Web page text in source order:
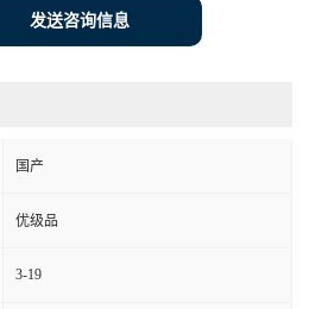
发送咨询信息
国产
优级品
3-19